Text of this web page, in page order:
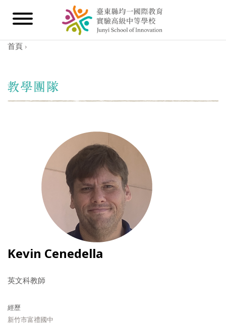
首頁 ›
Kevin Cenedella
英文科教師
經歷
新竹市富禮國中